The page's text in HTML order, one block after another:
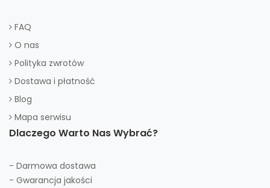
FAQ
O nas
Polityka zwrotów
Dostawa i płatność
Blog
Mapa serwisu
Dlaczego Warto Nas Wybrać?
- Darmowa dostawa
- Gwarancja jakości